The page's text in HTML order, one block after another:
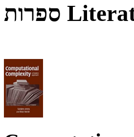
ספרות